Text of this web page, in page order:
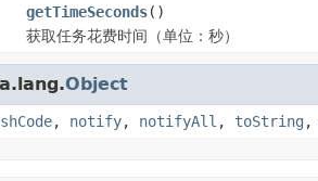
getTimeSeconds()
获取任务花费时间（单位：秒）
Object
, notify, notifyAll , toString ,